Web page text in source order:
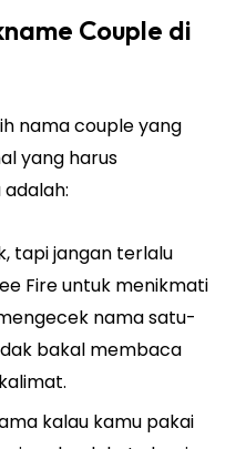
Couple di
nama couple yang
yang harus
tapi jangan terlalu
Fire untuk menikmati
nama satu-
bakal membaca
kalau kamu pakai